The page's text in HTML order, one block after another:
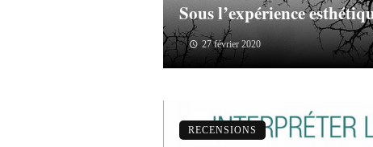
Sous l’expérience
27 février 2020
RECENSIONS